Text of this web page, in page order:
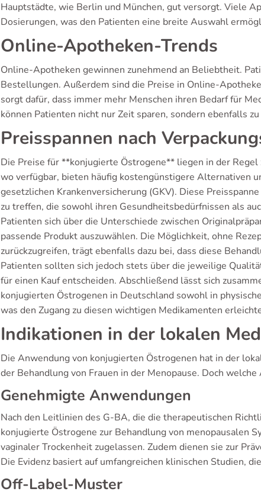
Hauptstädte, wie Berlin und München, gut versorgt. Viele
Dosierungen, was den Patienten eine breite Auswahl
Online-Apotheken-Trends
Online-Apotheken gewinnen zunehmend an Beliebtheit.
Bestellungen. Außerdem sind die Preise in Online-
sorgt dafür, dass immer mehr Menschen ihren Bedarf für
können Patienten nicht nur Zeit sparen, sondern ebenfalls
Preisspannen nach
Die Preise für **konjugierte Östrogene** liegen in der
wo verfügbar, bieten häufig kostengünstigere Alternativen
gesetzlichen Krankenversicherung (GKV). Diese
zu treffen, die sowohl ihren Gesundheitsbedürfnissen als
Patienten sich über die Unterschiede zwischen
passende Produkt auszuwählen. Die Möglichkeit, ohne
zurückzugreifen, trägt ebenfalls dazu bei, dass diese
Patienten sollten sich jedoch stets über die jeweilige
für einen Kauf entscheiden. Abschließend lässt sich
konjugierten Östrogenen in Deutschland sowohl in
was den Zugang zu diesen wichtigen Medikamenten
Indikationen in der lokalen
Die Anwendung von konjugierten Östrogenen hat in der
der Behandlung von Frauen in der Menopause. Doch
Genehmigte Anwendungen
Nach den Leitlinien des G-BA, die die therapeutischen
konjugierte Östrogene zur Behandlung von menopausalen
vaginaler Trockenheit zugelassen. Zudem dienen sie zur
Die Evidenz basiert auf umfangreichen klinischen Studien,
Off-Label-Muster